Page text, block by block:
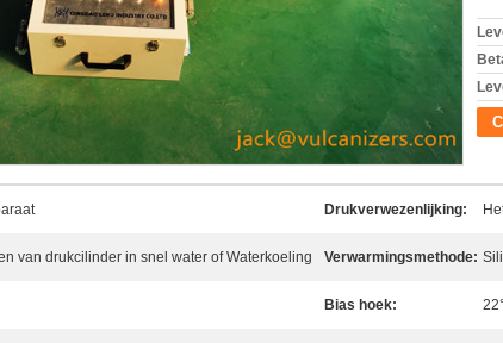
Drukverwezenlijking:
van drukcilinder in snel water of Waterkoeling Verwarmingsmethode:
Bias hoek: 22°